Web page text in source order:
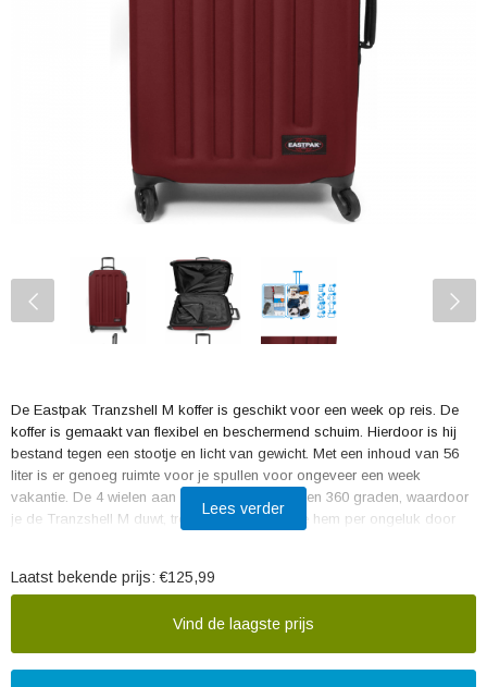
De Eastpak Tranzshell M koffer is geschikt voor een week op reis. De
koffer is gemaakt van flexibel en beschermend schuim. Hierdoor is hij
bestand tegen een stootje en licht van gewicht. Met een inhoud van 56
liter is er genoeg ruimte voor je spullen voor ongeveer een week
vakantie. De 4 wielen aan de onderzijde draaien 360 graden, waardoor
je de Tranzshell M duwt, trekt of draait. En rij je hem per ongeluk door
Lees verder
Laatst bekende prijs: €125,99
Vind de laagste prijs